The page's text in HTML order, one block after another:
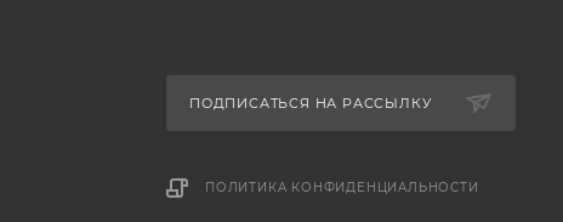
ПОДПИСАТЬСЯ НА РАССЫЛКУ
ПОЛИТИКА КОНФИДЕНЦИАЛЬНОСТИ